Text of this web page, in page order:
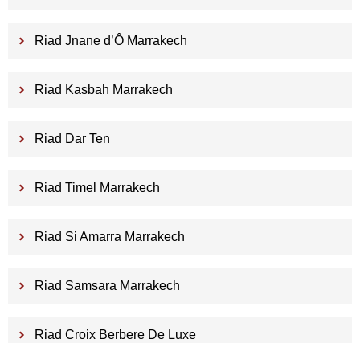
Riad Jnane d’Ô Marrakech
Riad Kasbah Marrakech
Riad Dar Ten
Riad Timel Marrakech
Riad Si Amarra Marrakech
Riad Samsara Marrakech
Riad Croix Berbere De Luxe